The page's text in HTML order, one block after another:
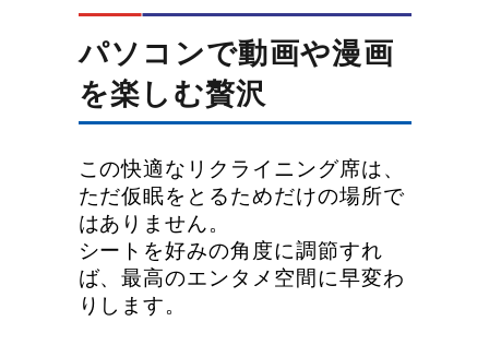
パソコンで動画や漫画
を楽しむ贅沢
この快適なリクライニング席は、
ただ仮眠をとるためだけの場所で
はありません。
シートを好みの角度に調節すれ
ば、最高のエンタメ空間に早変わ
りします。